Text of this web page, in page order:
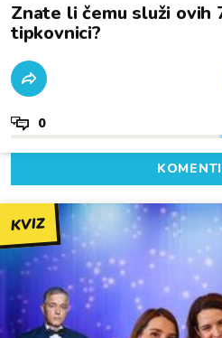
Znate li čemu služi ovih
tipkovnici?
0
KVIZ